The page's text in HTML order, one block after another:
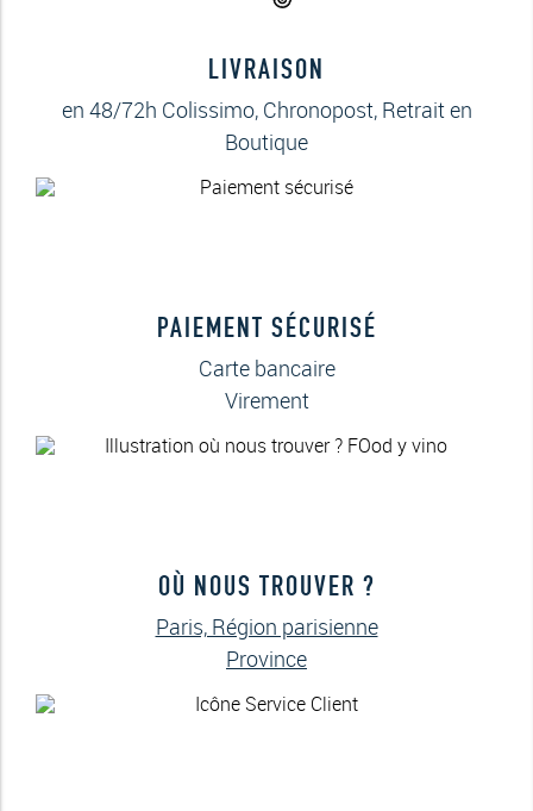
LIVRAISON
en 48/72h Colissimo, Chronopost, Retrait en
Boutique
PAIEMENT SÉCURISÉ
Carte bancaire
Virement
OÙ NOUS TROUVER ?
Paris, Région parisienne
Province